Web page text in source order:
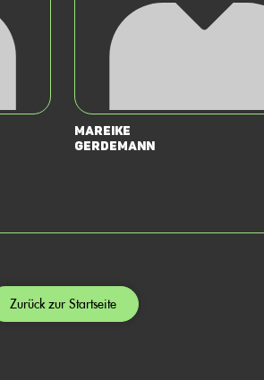
Mareike
Gerdemann
Zurück zur Startseite